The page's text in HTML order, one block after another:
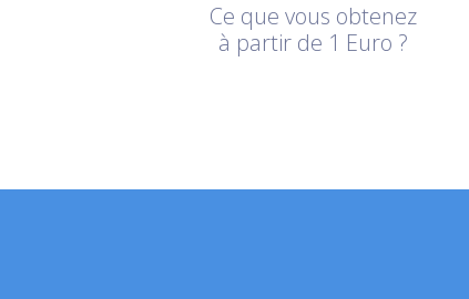
Ce que vous obtenez
à partir de 1 Euro ?